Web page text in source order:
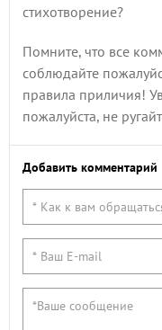
стихотворение?
Помните, что все
соблюдайте
правила приличия!
пожалуйста, не
Добавить комментарий